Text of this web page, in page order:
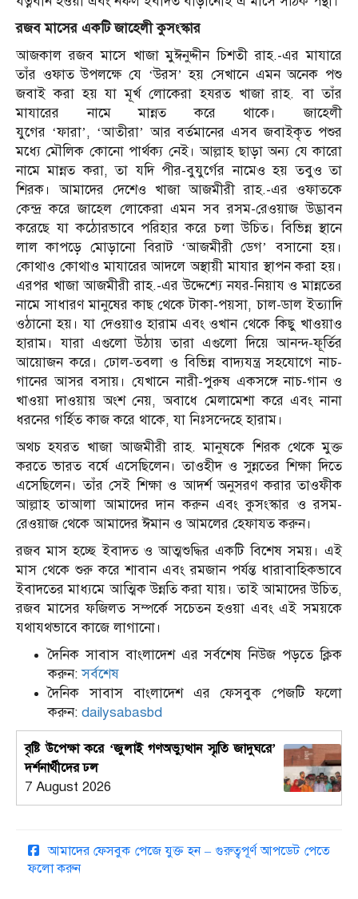
রজব মাসের একটি জাহেলী কুসংস্কার
আজকাল রজব মাসে খাজা মুঈনুদ্দীন চিশতী রাহ.-এর মাযারে
তাঁর ওফাত উপলক্ষে যে ‘উরস’ হয় সেখানে এমন অনেক পশু
জবাই করা হয় যা মূর্খ লোকেরা হযরত খাজা রাহ. বা তাঁর
মাযারের নামে মান্নত করে থাকে। জাহেলী
যুগের ‘ফারা’, ‘আতীরা’ আর বর্তমানের এসব জবাইকৃত পশুর
মধ্যে মৌলিক কোনো পার্থক্য নেই। আল্লাহ ছাড়া অন্য যে কারো
নামে মান্নত করা, তা যদি পীর-বুযুর্গের নামেও হয় তবুও তা
শিরক। আমাদের দেশেও খাজা আজমীরী রাহ.-এর ওফাতকে
কেন্দ্র করে জাহেল লোকেরা এমন সব রসম-রেওয়াজ উদ্ভাবন
করেছে যা কঠোরভাবে পরিহার করে চলা উচিত। বিভিন্ন স্থানে
লাল কাপড়ে মোড়ানো বিরাট ‘আজমীরী ডেগ’ বসানো হয়।
কোথাও কোথাও মাযারের আদলে অস্থায়ী মাযার স্থাপন করা হয়।
এরপর খাজা আজমীরী রাহ.-এর উদ্দেশ্যে নযর-নিয়ায ও মান্নতের
নামে সাধারণ মানুষের কাছ থেকে টাকা-পয়সা, চাল-ডাল ইত্যাদি
ওঠানো হয়। যা দেওয়াও হারাম এবং ওখান থেকে কিছু খাওয়াও
হারাম। যারা এগুলো উঠায় তারা এগুলো দিয়ে আনন্দ-ফূর্তির
আয়োজন করে। ঢোল-তবলা ও বিভিন্ন বাদ্যযন্ত্র সহযোগে নাচ-
গানের আসর বসায়। যেখানে নারী-পুরুষ একসঙ্গে নাচ-গান ও
খাওয়া দাওয়ায় অংশ নেয়, অবাধে মেলামেশা করে এবং নানা
ধরনের গর্হিত কাজ করে থাকে, যা নিঃসন্দেহে হারাম।
অথচ হযরত খাজা আজমীরী রাহ. মানুষকে শিরক থেকে মুক্ত
করতে ভারত বর্ষে এসেছিলেন। তাওহীদ ও সুন্নতের শিক্ষা দিতে
এসেছিলেন। তাঁর সেই শিক্ষা ও আদর্শ অনুসরণ করার তাওফীক
আল্লাহ তাআলা আমাদের দান করুন এবং কুসংস্কার ও রসম-
রেওয়াজ থেকে আমাদের ঈমান ও আমলের হেফাযত করুন।
রজব মাস হচ্ছে ইবাদত ও আত্মশুদ্ধির একটি বিশেষ সময়। এই
মাস থেকে শুরু করে শাবান এবং রমজান পর্যন্ত ধারাবাহিকভাবে
ইবাদতের মাধ্যমে আত্মিক উন্নতি করা যায়। তাই আমাদের উচিত,
রজব মাসের ফজিলত সম্পর্কে সচেতন হওয়া এবং এই সময়কে
যথাযথভাবে কাজে লাগানো।
দৈনিক সাবাস বাংলাদেশ এর সর্বশেষ নিউজ পড়তে ক্লিক
করুন:সর্বশেষ
দৈনিক সাবাস বাংলাদেশ এর ফেসবুক পেজটি ফলো
করুন: dailysabasbd
বৃষ্টি উপেক্ষা করে ‘জুলাই গণঅভ্যুত্থান স্মৃতি জাদুঘরে’
দর্শনার্থীদের ঢল
7 August 2026
আমাদের ফেসবুক পেজে যুক্ত হন – গুরুত্বপূর্ণ আপডেট পেতে
ফলো করুন